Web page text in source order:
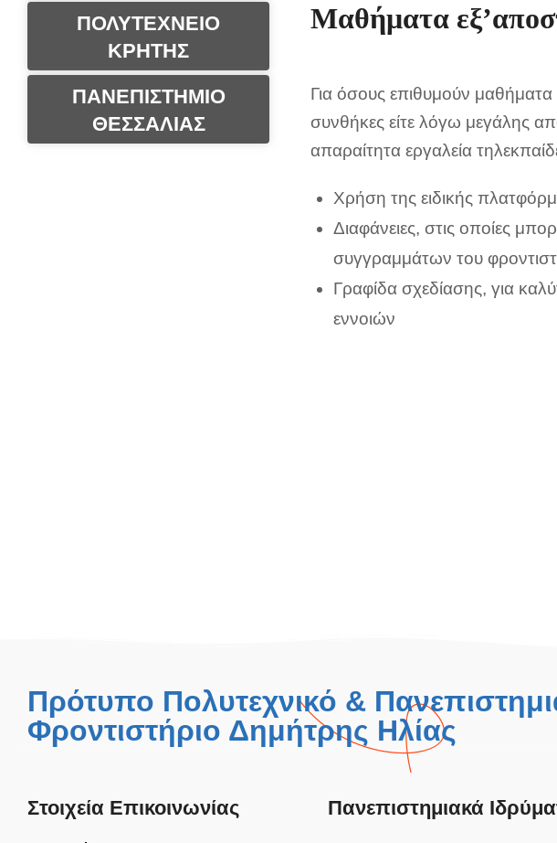
ΠΟΛΥΤΕΧΝΕΙΟ
ΚΡΗΤΗΣ
ΠΑΝΕΠΙΣΤΗΜΙΟ
ΘΕΣΣΑΛΙΑΣ
Μαθήματα
Για όσους επιθυμούν μαθήματα
συνθήκες είτε λόγω μεγάλης
απαραίτητα εργαλεία
Χρήση της ειδικής
Διαφάνειες, στις οποίες
συγγραμμάτων του
Γραφίδα σχεδίασης, για
εννοιών
Πρότυπο Πολυτεχνικό &
Φροντιστήριο Δημήτρης Ηλίας
Στοιχεία Επικοινωνίας Πανεπιστημιακά